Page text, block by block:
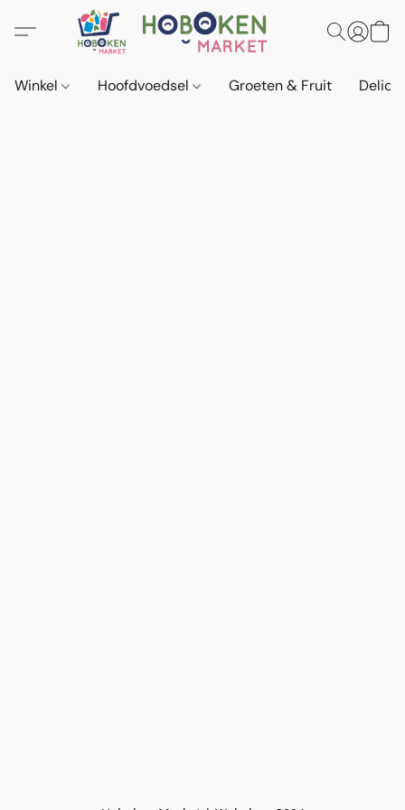
Winkel Hoofdvoedsel Groeten & Fruit